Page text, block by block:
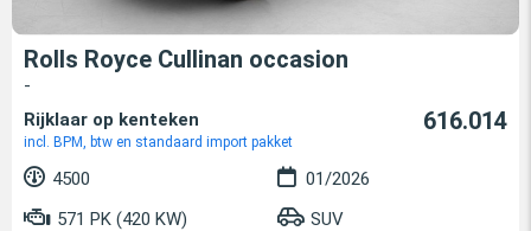
Rolls Royce Cullinan occasion
-
Rijklaar op kenteken
incl. BPM, btw en standaard import pakket
616.014
4500
01/2026
571 PK (420 KW)
SUV